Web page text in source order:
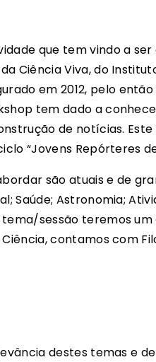
que tem vindo a
Ciência Viva, do
em 2012, pelo
tem dado a
de notícias. Este
“Jovens Repórteres de
são atuais e de
Saúde; Astronomia;
tema/sessão teremos
contamos com
destes temas e